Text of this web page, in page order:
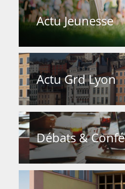
Actu Jeunesse
Actu Grd Lyon
Débats &